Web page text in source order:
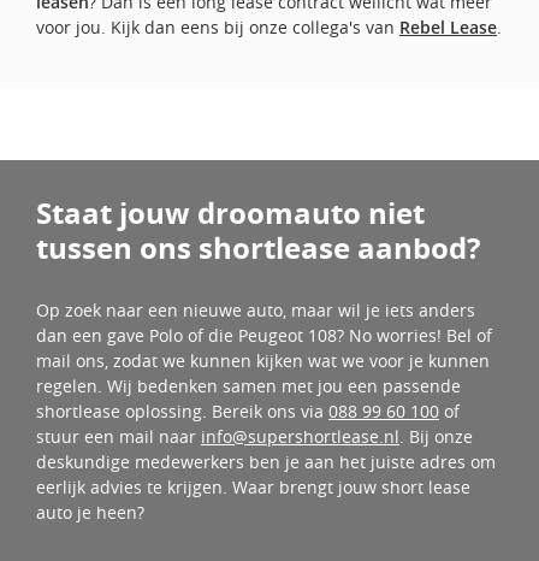
voor jou. Kijk dan eens bij onze collega's van Rebel Lease
Staat jouw droomauto niet
tussen ons shortlease aanbod?
Op zoek naar een nieuwe auto, maar wil je iets anders
dan een gave Polo of die Peugeot 108? No worries! Bel of
mail ons, zodat we kunnen kijken wat we voor je kunnen
regelen. Wij bedenken samen met jou een passende
shortlease oplossing. Bereik ons via 088 99 60 100 of
stuur een mail naar info@supershortlease.nl . Bij onze
deskundige medewerkers ben je aan het juiste adres om
eerlijk advies te krijgen. Waar brengt jouw short lease
auto je heen?